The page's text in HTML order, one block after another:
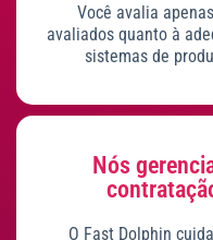
Você avalia
avaliados quanto à
sistemas de
Nós
O Fast Dolphin